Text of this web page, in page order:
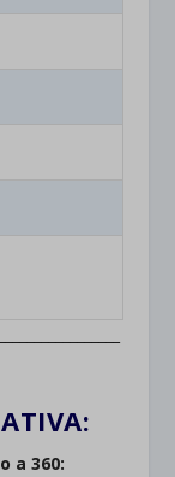
a 360: